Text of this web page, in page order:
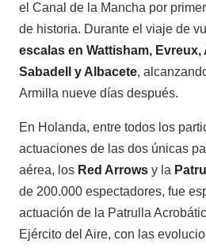
el Canal de la Mancha por
de historia. Durante el viaje de
escalas en Wattisham, Evreux,
Sabadell y Albacete,
Armilla nueve días después.
En Holanda, entre todos los
actuaciones de las dos únicas
aérea, los Red Arrows y la
de 200.000 espectadores, fue
actuación de la Patrulla
Ejército del Aire, con las